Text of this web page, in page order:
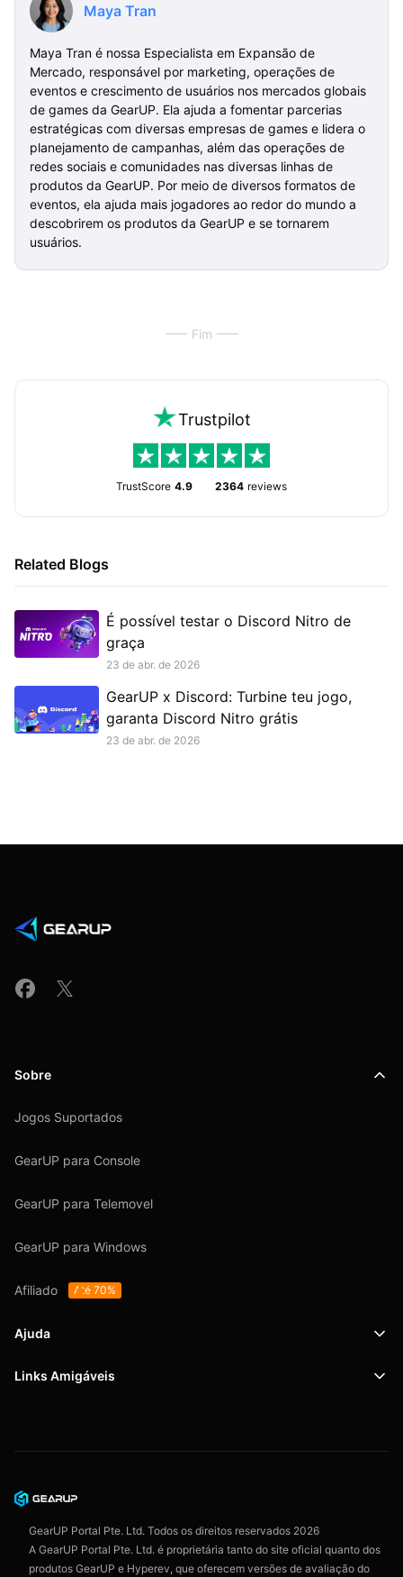
Maya Tran
Maya Tran é nossa Especialista em Expansão de
Mercado, responsável por marketing, operações de
eventos e crescimento de usuários nos mercados globais
de games da GearUP. Ela ajuda a fomentar parcerias
estratégicas com diversas empresas de games e lidera o
planejamento de campanhas, além das operações de
redes sociais e comunidades nas diversas linhas de
produtos da GearUP. Por meio de diversos formatos de
eventos, ela ajuda mais jogadores ao redor do mundo a
descobrirem os produtos da GearUP e se tornarem
usuários.
Fim
Trustpilot
TrustScore 4.9 2364 reviews
Related Blogs
É possível testar o Discord Nitro de
graça
23 de abr. de 2026
GearUP x Discord: Turbine teu jogo,
garanta Discord Nitro grátis
23 de abr. de 2026
Sobre
Jogos Suportados
GearUP para Console
GearUP para Telemovel
GearUP para Windows
Afiliado Até 70%
Ajuda
Suporte
Acordo do Usuário
Links Amigáveis
GearUP Portal Pte. Ltd. Todos os direitos reservados 2026
A GearUP Portal Pte. Ltd. é proprietária tanto do site oficial quanto dos
produtos GearUP e Hyperev, que oferecem versões de avaliação do